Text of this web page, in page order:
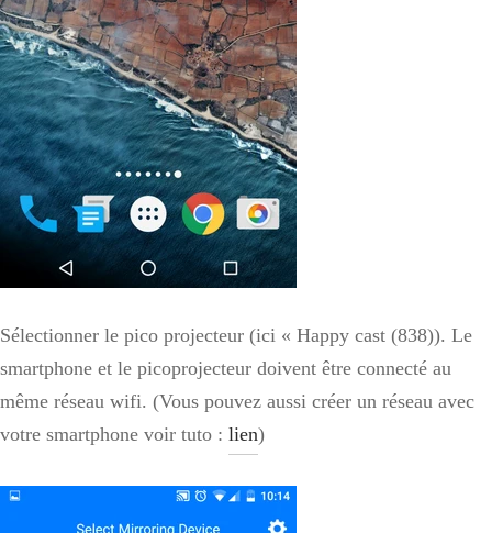
Sélectionner le pico projecteur (ici « Happy cast (838)). Le
smartphone et le picoprojecteur doivent être connecté au
même réseau wifi. (Vous pouvez aussi créer un réseau avec
votre smartphone voir tuto : lien)